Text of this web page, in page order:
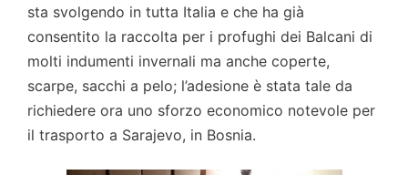
sta svolgendo in tutta Italia e che ha già
consentito la raccolta per i profughi dei Balcani di
molti indumenti invernali ma anche coperte,
scarpe, sacchi a pelo; l’adesione è stata tale da
richiedere ora uno sforzo economico notevole per
il trasporto a Sarajevo, in Bosnia.